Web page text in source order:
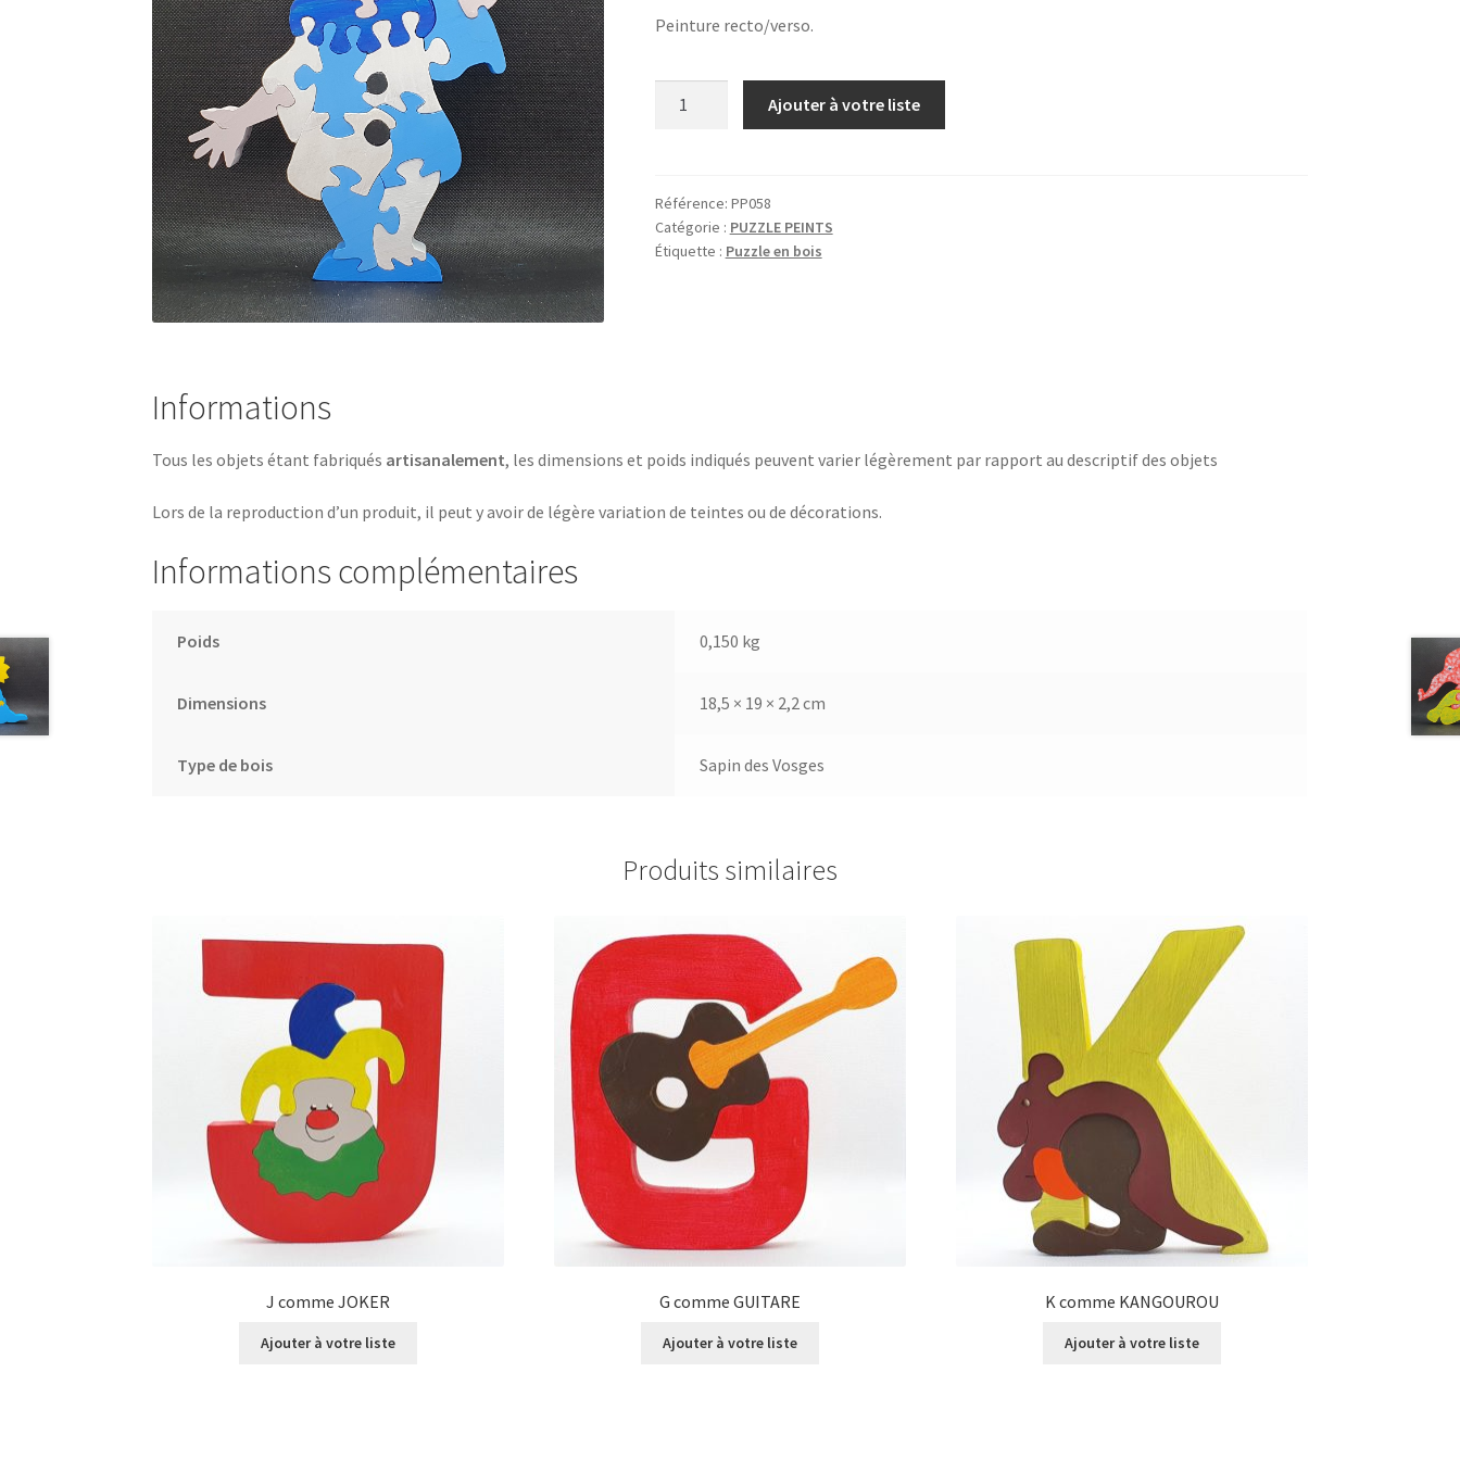
Peinture recto/verso.
ET
BLANC
Ajouter à votre liste
Référence: PP058
Catégorie : PUZZLE PEINTS
Étiquette : Puzzle en bois
Informations
Tous les objets étant fabriqués artisanalement, les dimensions et poids indiqués peuvent varier légèrement par rapport au descriptif des objets
Lors de la reproduction d’un produit, il peut y avoir de légère variation de teintes ou de décorations.
Informations complémentaires
Poids 0,150 kg
Dimensions 18,5 × 19 × 2,2 cm
Type de bois Sapin des Vosges
Produits similaires
J comme JOKER
Ajouter à votre liste
G comme GUITARE
Ajouter à votre liste
K comme KANGOUROU
Ajouter à votre liste